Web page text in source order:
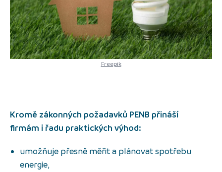
Freepik
Kromě zákonných požadavků PENB přináší
firmám i řadu praktických výhod:
umožňuje přesně měřit a plánovat spotřebu
energie,